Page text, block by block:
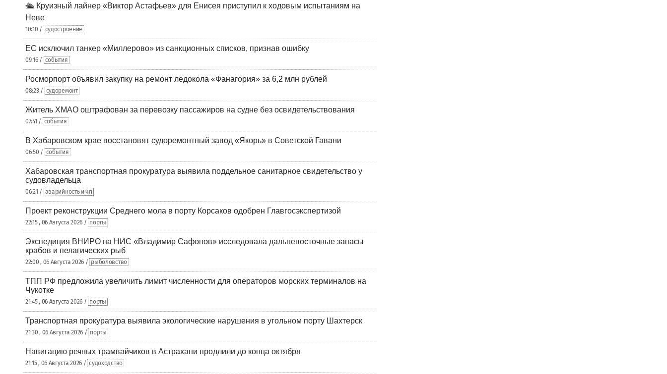
🛳️ Круизный лайнер «Виктор Астафьев» для Енисея приступил к ходовым испытаниям на
Неве
10:10 / судостроение
ЕС исключил танкер «Миллерово» из санкционных списков, признав ошибку
09:16 / события
Росморпорт объявил закупку на ремонт ледокола «Фанагория» за 6,2 млн рублей
08:23 / судоремонт
Житель ХМАО оштрафован за перевозку пассажиров на судне без освидетельствования
07:41 / события
В Хабаровском крае восстановят судоремонтный завод «Якорь» в Советской Гавани
06:50 / события
Хабаровская транспортная прокуратура выявила поддельное санитарное свидетельство у
судовладельца
06:21 / аварийность и чп
Проект реконструкции Среднего мола в порту Корсаков одобрен Главгосэкспертизой
22:15 , 06 Августа 2026 / порты
Экспедиция ВНИРО на НИС «Владимир Сафонов» исследовала дальневосточные запасы
крабов и пелагических рыб
22:00 , 06 Августа 2026 / рыболовство
ТПП РФ предложила увеличить лимит численности для операторов морских терминалов на
Чукотке
21:45 , 06 Августа 2026 / порты
Транспортная прокуратура выявила экологические нарушения в угольном порту Шахтерск
21:30 , 06 Августа 2026 / порты
Навигацию речных трамвайчиков в Астрахани продлили до конца октября
21:15 , 06 Августа 2026 / судоходство